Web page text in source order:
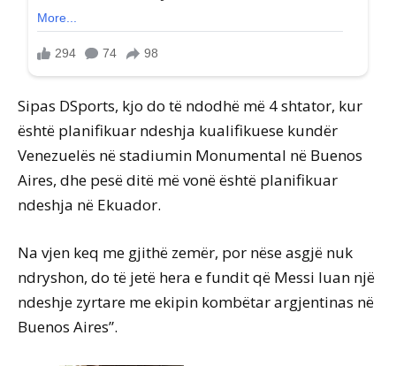
Sipas DSports, kjo do të ndodhë më 4 shtator, kur
është planifikuar ndeshja kualifikuese kundër
Venezuelës në stadiumin Monumental në Buenos
Aires, dhe pesë ditë më vonë është planifikuar
ndeshja në Ekuador.
Na vjen keq me gjithë zemër, por nëse asgjë nuk
ndryshon, do të jetë hera e fundit që Messi luan një
ndeshje zyrtare me ekipin kombëtar argjentinas në
Buenos Aires”.